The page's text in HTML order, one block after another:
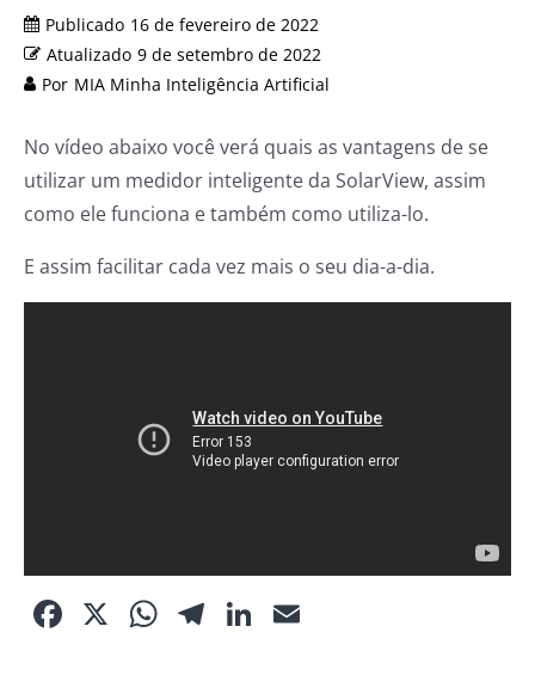
Publicado 16 de fevereiro de 2022
Atualizado 9 de setembro de 2022
Por MIA Minha Inteligência Artificial
No vídeo abaixo você verá quais as vantagens de se
utilizar um medidor inteligente da SolarView, assim
como ele funciona e também como utiliza-lo.
E assim facilitar cada vez mais o seu dia-a-dia.
Facebook
X WhatsApp
Telegram
LinkedIn